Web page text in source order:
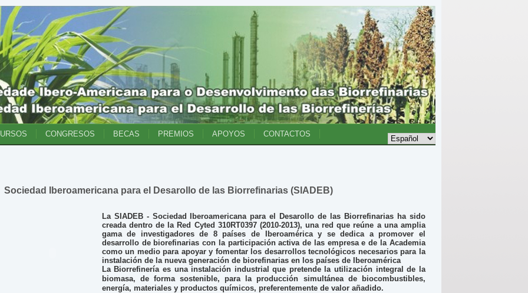
CONGRESOS BECAS PREMIOS APOYOS CONTACTOS
Sociedad Iberoamericana para el Desarollo de las Biorrefinarias (SIADEB)
La SIADEB - Sociedad Iberoamericana para el Desarollo de las Biorrefinarias ha sido
creada dentro de la Red Cyted 310RT0397 (2010-2013), una red que reúne a una amplia
gama de investigadores de 8 países de Iberoamérica y se dedica a promover el
desarrollo de biorefinarias con la participación activa de las empresa e de la Academia
como un medio para apoyar y fomentar los desarrollos tecnológicos necesarios para la
instalación de la nueva generación de biorefinarias en los países de Iberoamérica
La Biorrefinería es una instalación industrial que pretende la utilización integral de la
biomasa, de forma sostenible, para la producción simultánea de biocombustibles,
energía, materiales y productos químicos, preferentemente de valor añadido.